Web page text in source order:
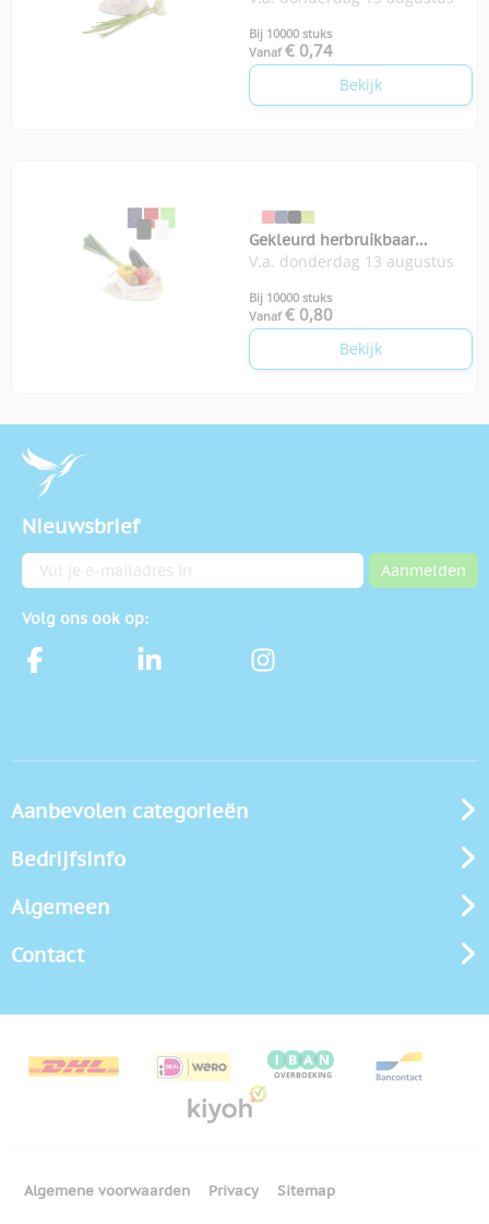
Bij 10000 stuks
Vanaf € 0,74
Bekijk
Gekleurd herbruikbaar
groente fruitzakje 30x40cm
V.a. donderdag 13 augustus
Bij 10000 stuks
Vanaf € 0,80
Bekijk
Nieuwsbrief
E-mailadres Aanmelden
Volg ons ook op:
Aanbevolen categorieën
Bedrijfsinfo
Algemeen
Contact
Algemene voorwaarden Privacy Sitemap